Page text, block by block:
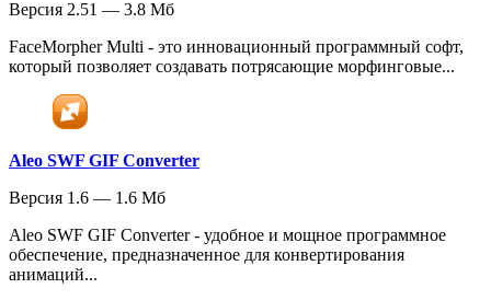
Версия 2.51 — 3.8 Мб
FaceMorpher Multi - это инновационный программный софт,
который позволяет создавать потрясающие морфинговые...
Aleo SWF GIF Converter
Версия 1.6 — 1.6 Мб
Aleo SWF GIF Converter - удобное и мощное программное
обеспечение, предназначенное для конвертирования
анимаций...